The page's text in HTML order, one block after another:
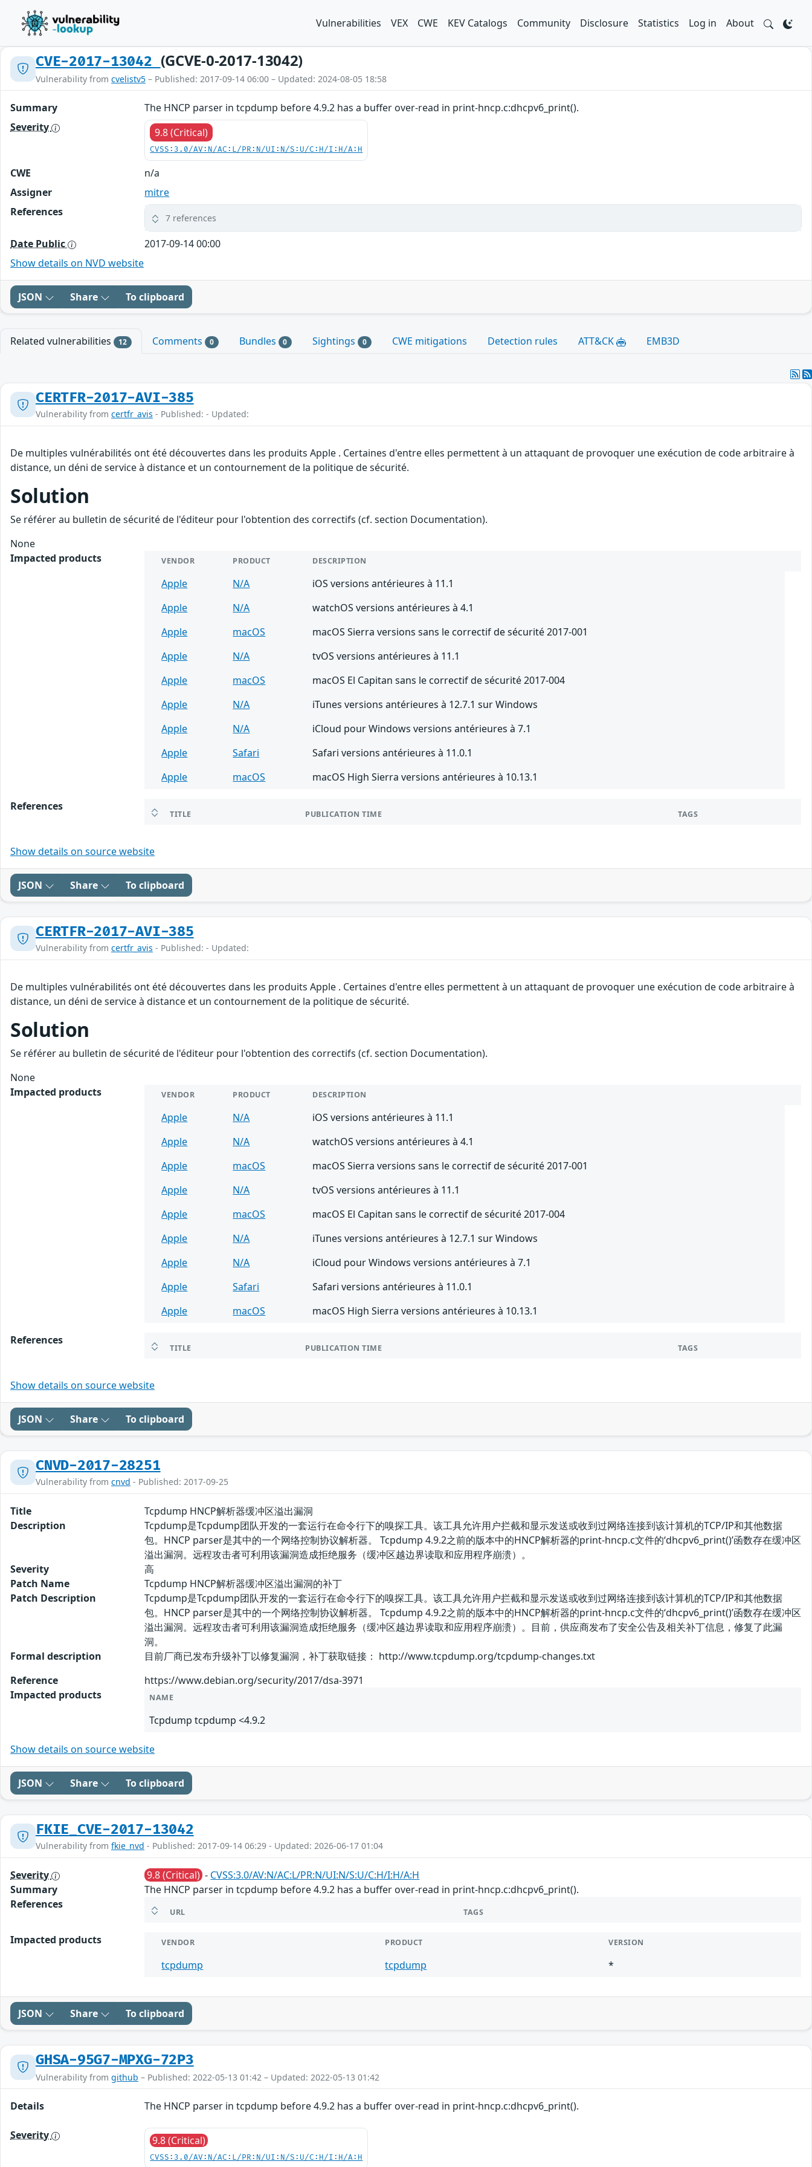
Vulnerabilities VEX CWE KEV Catalogs Community Disclosure Statistics Log in About
CVE-2017-13042 (GCVE-0-2017-13042)
Vulnerability from cvelistv5 – Published: 2017-09-14 06:00 – Updated: 2024-08-05 18:58
Summary
The HNCP parser in tcpdump before 4.9.2 has a buffer over-read in print-hncp.c:dhcpv6_print().
Severity
9.8 (Critical)
CVSS:3.0/AV:N/AC:L/PR:N/UI:N/S:U/C:H/I:H/A:H
CWE
n/a
Assigner
mitre
References
7 references
Date Public
2017-09-14 00:00
Show details on NVD website
JSON Share To clipboard
Related vulnerabilities 12 Comments 0 Bundles 0 Sightings 0 CWE mitigations Detection rules ATT&CK EMB3D
CERTFR-2017-AVI-385
Vulnerability from certfr_avis - Published: - Updated:
De multiples vulnérabilités ont été découvertes dans les produits Apple . Certaines d'entre elles permettent à un attaquant de provoquer une exécution de code arbitraire à
distance, un déni de service à distance et un contournement de la politique de sécurité.
Solution
Se référer au bulletin de sécurité de l'éditeur pour l'obtention des correctifs (cf. section Documentation).
None
Impacted products
VENDOR PRODUCT DESCRIPTION
Apple N/A
iOS versions antérieures à 11.1
Apple
N/A
watchOS versions antérieures à 4.1
Apple
macOS
macOS Sierra versions sans le correctif de sécurité 2017-001
Apple
N/A
tvOS versions antérieures à 11.1
Apple
macOS
macOS El Capitan sans le correctif de sécurité 2017-004
Apple
N/A
iTunes versions antérieures à 12.7.1 sur Windows
Apple
N/A
iCloud pour Windows versions antérieures à 7.1
Apple
Safari
Safari versions antérieures à 11.0.1
Apple
macOS macOS High Sierra versions antérieures à 10.13.1
References
TITLE PUBLICATION TIME TAGS
Show details on source website
JSON Share To clipboard
CERTFR-2017-AVI-385
Vulnerability from certfr_avis - Published: - Updated:
De multiples vulnérabilités ont été découvertes dans les produits Apple . Certaines d'entre elles permettent à un attaquant de provoquer une exécution de code arbitraire à
distance, un déni de service à distance et un contournement de la politique de sécurité.
Solution
Se référer au bulletin de sécurité de l'éditeur pour l'obtention des correctifs (cf. section Documentation).
None
Impacted products
VENDOR PRODUCT DESCRIPTION
Apple N/A
iOS versions antérieures à 11.1
Apple
N/A
watchOS versions antérieures à 4.1
Apple
macOS
macOS Sierra versions sans le correctif de sécurité 2017-001
Apple
N/A
tvOS versions antérieures à 11.1
Apple
macOS
macOS El Capitan sans le correctif de sécurité 2017-004
Apple
N/A
iTunes versions antérieures à 12.7.1 sur Windows
Apple
N/A
iCloud pour Windows versions antérieures à 7.1
Apple
Safari
Safari versions antérieures à 11.0.1
Apple
macOS macOS High Sierra versions antérieures à 10.13.1
References
TITLE PUBLICATION TIME TAGS
Show details on source website
JSON Share To clipboard
CNVD-2017-28251
Vulnerability from cnvd - Published: 2017-09-25
Title
Tcpdump HNCP解析器缓冲区溢出漏洞
Description
Tcpdump是Tcpdump团队开发的一套运行在命令行下的嗅探工具。该工具允许用户拦截和显示发送或收到过网络连接到该计算机的TCP/IP和其他数据
包。HNCP parser是其中的一个网络控制协议解析器。 Tcpdump 4.9.2之前的版本中的HNCP解析器的print-hncp.c文件的‘dhcpv6_print()’函数存在缓冲区
溢出漏洞。远程攻击者可利用该漏洞造成拒绝服务（缓冲区越边界读取和应用程序崩溃）。
Severity
高
Patch Name
Tcpdump HNCP解析器缓冲区溢出漏洞的补丁
Patch Description
Tcpdump是Tcpdump团队开发的一套运行在命令行下的嗅探工具。该工具允许用户拦截和显示发送或收到过网络连接到该计算机的TCP/IP和其他数据
包。HNCP parser是其中的一个网络控制协议解析器。 Tcpdump 4.9.2之前的版本中的HNCP解析器的print-hncp.c文件的‘dhcpv6_print()’函数存在缓冲区
溢出漏洞。远程攻击者可利用该漏洞造成拒绝服务（缓冲区越边界读取和应用程序崩溃）。目前，供应商发布了安全公告及相关补丁信息，修复了此漏
洞。
Formal description
目前厂商已发布升级补丁以修复漏洞，补丁获取链接： http://www.tcpdump.org/tcpdump-changes.txt
Reference
https://www.debian.org/security/2017/dsa-3971
Impacted products
NAME
Tcpdump tcpdump <4.9.2
Show details on source website
JSON Share To clipboard
FKIE_CVE-2017-13042
Vulnerability from fkie_nvd - Published: 2017-09-14 06:29 - Updated: 2026-06-17 01:04
Severity 9.8 (Critical) - CVSS:3.0/AV:N/AC:L/PR:N/UI:N/S:U/C:H/I:H/A:H
Summary
The HNCP parser in tcpdump before 4.9.2 has a buffer over-read in print-hncp.c:dhcpv6_print().
References
URL TAGS
Impacted products VENDOR PRODUCT VERSION
tcpdump tcpdump *
JSON Share To clipboard
GHSA-95G7-MPXG-72P3
Vulnerability from github – Published: 2022-05-13 01:42 – Updated: 2022-05-13 01:42
Details The HNCP parser in tcpdump before 4.9.2 has a buffer over-read in print-hncp.c:dhcpv6_print().
Severity 9.8 (Critical)
CVSS:3.0/AV:N/AC:L/PR:N/UI:N/S:U/C:H/I:H/A:H